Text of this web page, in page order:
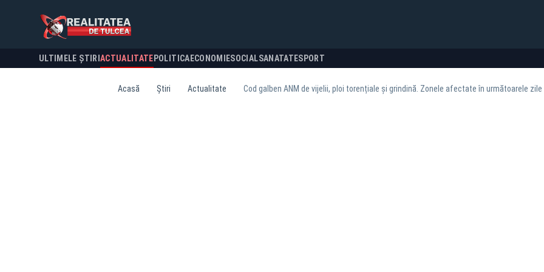
ULTIMELE ȘTIRI ACTUALITATE POLITICA ECONOMIESOCIALSANATATESPORT
Acasă Știri Actualitate Cod galben ANM de vijelii, ploi torențiale și grindină. Zonele afectate în următoarele zile